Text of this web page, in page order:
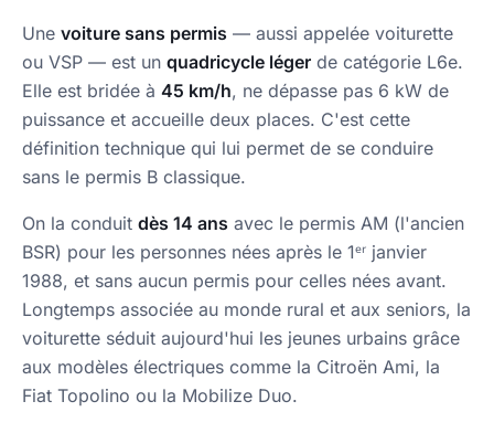
Une voiture sans permis — aussi appelée voiturette
ou VSP — est un quadricycle léger de catégorie L6e.
Elle est bridée à 45 km/h, ne dépasse pas 6 kW de
puissance et accueille deux places. C'est cette
définition technique qui lui permet de se conduire
sans le permis B classique.
On la conduit dès 14 ans avec le permis AM (l'ancien
BSR) pour les personnes nées après le 1ᵉʳ janvier
1988, et sans aucun permis pour celles nées avant.
Longtemps associée au monde rural et aux seniors, la
voiturette séduit aujourd'hui les jeunes urbains grâce
aux modèles électriques comme la Citroën Ami, la
Fiat Topolino ou la Mobilize Duo.